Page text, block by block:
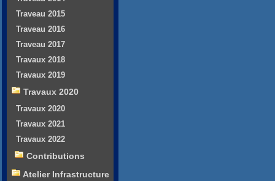
Traveau 2015
Traveau 2016
Traveau 2017
Travaux 2018
Travaux 2019
Travaux 2020
Travaux 2020
Travaux 2021
Travaux 2022
Contributions
Atelier Infrastructure